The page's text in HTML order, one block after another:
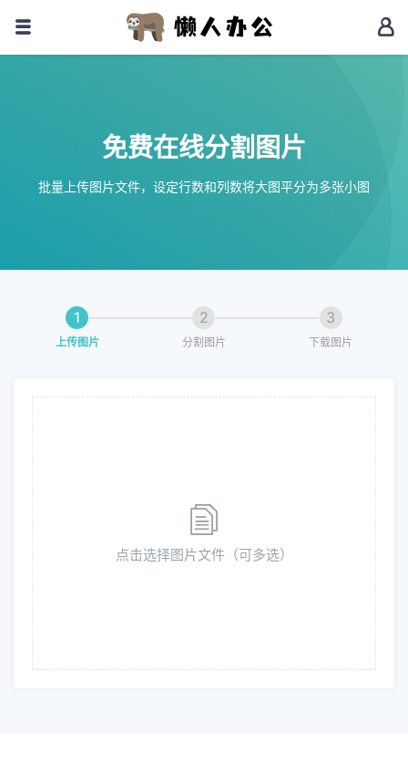
免费在线分割图片
批量上传图片文件，设定行数和列数将大图平分为多张小图
1
上传图片
2
分割图片
3
下载图片
点击选择图片文件（可多选）